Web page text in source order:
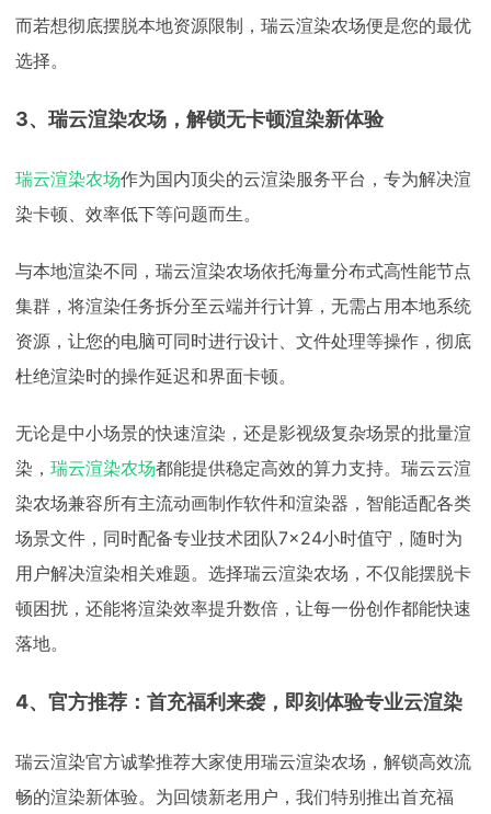
而若想彻底摆脱本地资源限制，瑞云渲染农场便是您的最优
选择。
3、瑞云渲染农场，解锁无卡顿渲染新体验
瑞云渲染农场作为国内顶尖的云渲染服务平台，专为解决渲
染卡顿、效率低下等问题而生。
与本地渲染不同，瑞云渲染农场依托海量分布式高性能节点
集群，将渲染任务拆分至云端并行计算，无需占用本地系统
资源，让您的电脑可同时进行设计、文件处理等操作，彻底
杜绝渲染时的操作延迟和界面卡顿。
无论是中小场景的快速渲染，还是影视级复杂场景的批量渲
染， 瑞云渲染农场都能提供稳定高效的算力支持。瑞云云渲
染农场兼容所有主流动画制作软件和渲染器，智能适配各类
场景文件，同时配备专业技术团队7×24小时值守，随时为
用户解决渲染相关难题。选择瑞云渲染农场，不仅能摆脱卡
顿困扰，还能将渲染效率提升数倍，让每一份创作都能快速
落地。
4、官方推荐：首充福利来袭，即刻体验专业云渲染
瑞云渲染官方诚挚推荐大家使用瑞云渲染农场，解锁高效流
畅的渲染新体验。为回馈新老用户，我们特别推出首充福